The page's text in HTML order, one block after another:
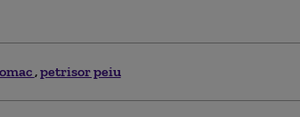
petrisor peiu